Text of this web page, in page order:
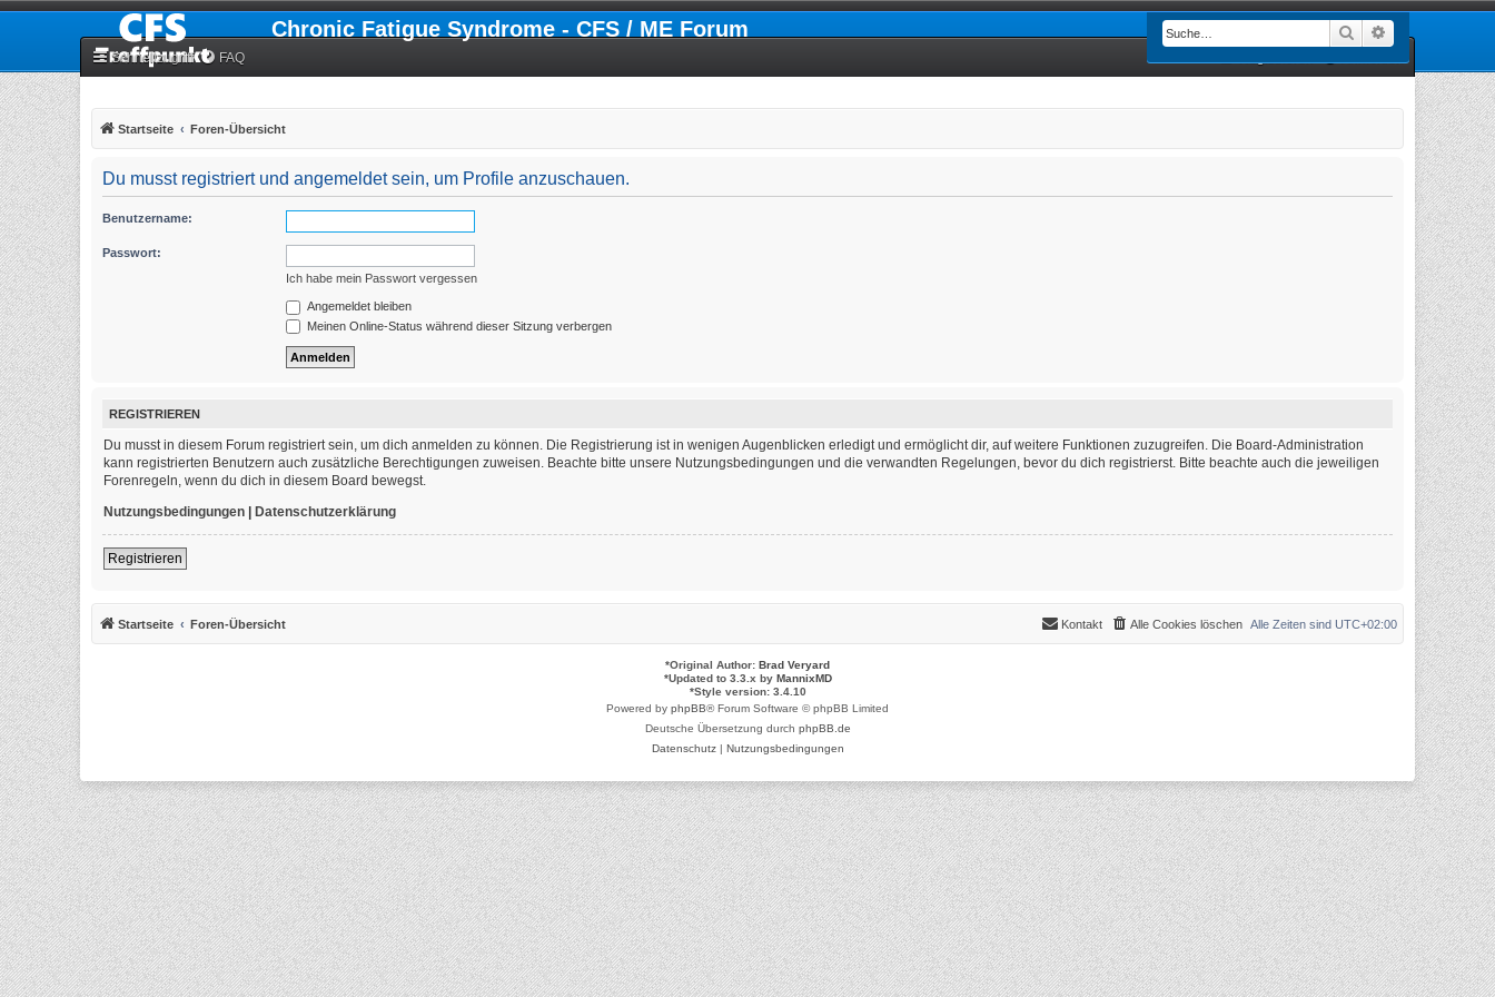
Chronic Fatigue Syndrome - CFS / ME Forum Suche
Schnellzugriff FAQ
Startseite Foren-Übersicht
Du musst registriert und angemeldet sein, um Profile anzuschauen.
Benutzername:
Passwort:
Ich habe mein Passwort vergessen
Angemeldet bleiben
Meinen Online-Status während dieser Sitzung verbergen
REGISTRIEREN
Du musst in diesem Forum registriert sein, um dich anmelden zu können. Die Registrierung ist in wenigen Augenblicken erledigt und ermöglicht dir, auf weitere Funktionen zuzugreifen. Die Board-Administration
kann registrierten Benutzern auch zusätzliche Berechtigungen zuweisen. Beachte bitte unsere Nutzungsbedingungen und die verwandten Regelungen, bevor du dich registrierst. Bitte beachte auch die jeweiligen
Forenregeln, wenn du dich in diesem Board bewegst.
Nutzungsbedingungen | Datenschutzerklärung
Registrieren
Startseite Foren-Übersicht Alle Zeiten sind UTC+02:00
Alle Cookies löschen
Kontakt
*Original Author: Brad Veryard
*Updated to 3.3.x by MannixMD
*Style version: 3.4.10
Powered by phpBB® Forum Software © phpBB Limited
Deutsche Übersetzung durch phpBB.de
Datenschutz| Nutzungsbedingungen